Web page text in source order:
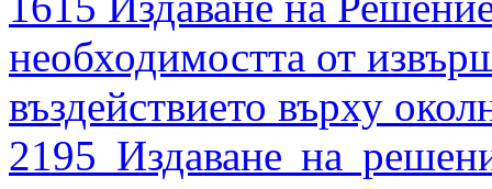
необходимостта от
въздействието върху
2195 Издаване на